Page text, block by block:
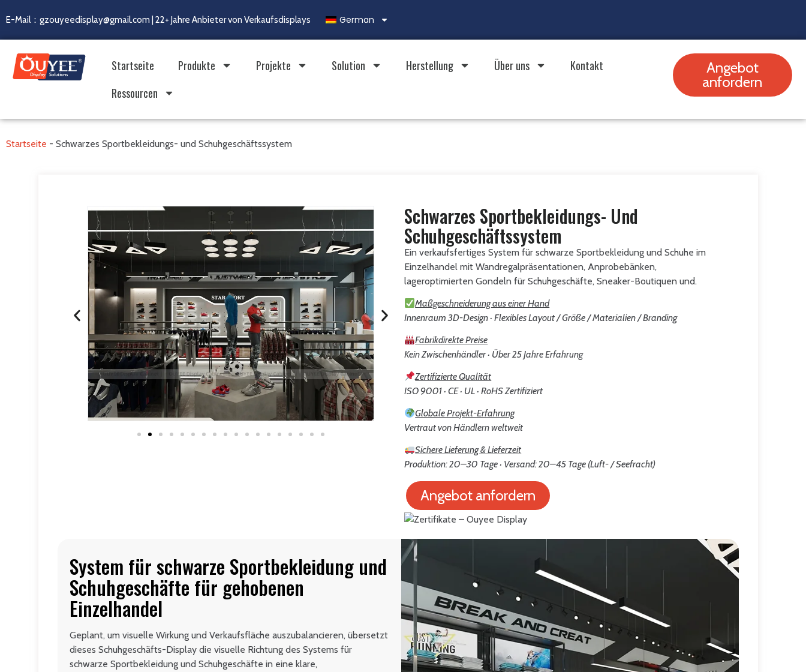
E-Mail：gzouyeedisplay@gmail.com | 22+ Jahre Anbieter von Verkaufsdisplays German
Startseite Produkte Projekte Solution Herstellung Über uns
Kontakt
Ressourcen
Angebot
anfordern
Startseite - Schwarzes Sportbekleidungs- und Schuhgeschäftssystem
Schwarzes Sportbekleidungs- Und
Schuhgeschäftssystem
Ein verkaufsfertiges System für schwarze Sportbekleidung und Schuhe im
Einzelhandel mit Wandregalpräsentationen, Anprobebänken,
lageroptimierten Gondeln für Schuhgeschäfte, Sneaker-Boutiquen und.
Maßgeschneiderung aus einer Hand
Innenraum 3D-Design · Flexibles Layout / Größe / Materialien / Branding
Fabrikdirekte Preise
Kein Zwischenhändler · Über 25 Jahre Erfahrung
Zertifizierte Qualität
ISO 9001 · CE · UL · RoHS Zertifiziert
Globale Projekt-Erfahrung
Vertraut von Händlern weltweit
Sichere Lieferung & Lieferzeit
Produktion: 20–30 Tage · Versand: 20–45 Tage (Luft- / Seefracht)
Angebot anfordern
System für schwarze Sportbekleidung und
Schuhgeschäfte für gehobenen
Einzelhandel
Geplant, um visuelle Wirkung und Verkaufsfläche auszubalancieren, übersetzt
dieses Schuhgeschäfts-Display die visuelle Richtung des Systems für
schwarze Sportbekleidung und Schuhgeschäfte in eine klare,